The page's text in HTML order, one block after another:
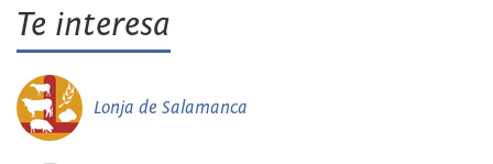
Te interesa
Lonja de Salamanca